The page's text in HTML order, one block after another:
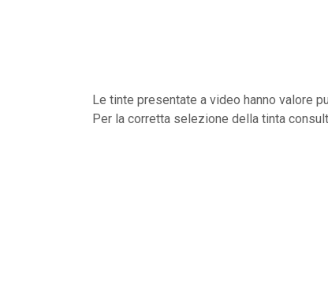
Le tinte presentate a video hanno valore
Per la corretta selezione della tinta